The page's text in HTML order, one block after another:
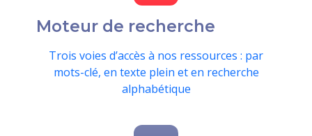
Moteur de recherche
Trois voies d’accès à nos ressources : par
mots-clé, en texte plein et en recherche
alphabétique